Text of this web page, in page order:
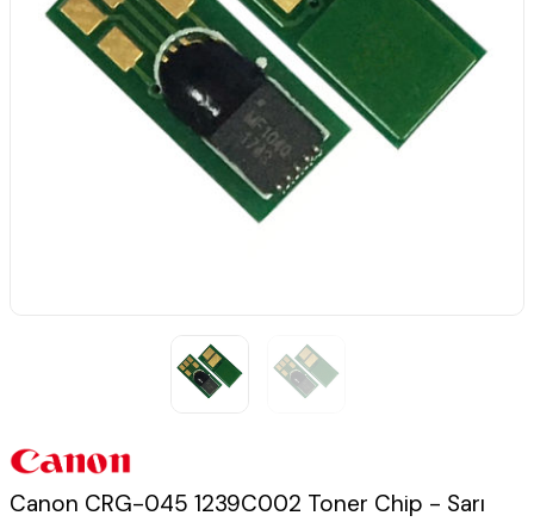
Canon CRG-045 1239C002 Toner Chip - Sarı